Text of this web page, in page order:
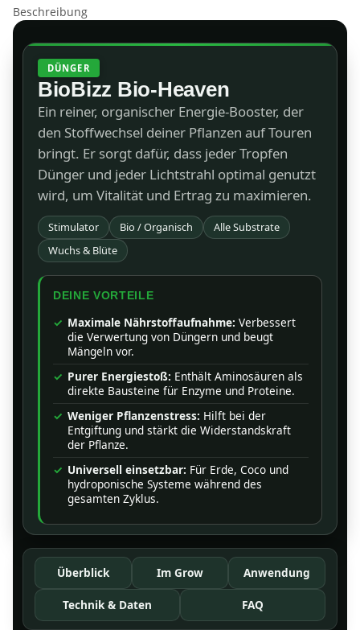
Beschreibung
DÜNGER
BioBizz Bio-Heaven
Ein reiner, organischer Energie-Booster, der
den Stoffwechsel deiner Pflanzen auf Touren
bringt. Er sorgt dafür, dass jeder Tropfen
Dünger und jeder Lichtstrahl optimal genutzt
wird, um Vitalität und Ertrag zu maximieren.
Stimulator Bio / Organisch
Alle Substrate
Wuchs & Blüte
DEINE VORTEILE
Maximale Nährstoffaufnahme: Verbessert
die Verwertung von Düngern und beugt
Mängeln vor.
Purer Energiestoß: Enthält Aminosäuren als
direkte Bausteine für Enzyme und Proteine.
Weniger Pflanzenstress: Hilft bei der
Entgiftung und stärkt die Widerstandskraft
der Pflanze.
Universell einsetzbar: Für Erde, Coco und
hydroponische Systeme während des
gesamten Zyklus.
Überblick Im Grow Anwendung
Technik & Daten FAQ